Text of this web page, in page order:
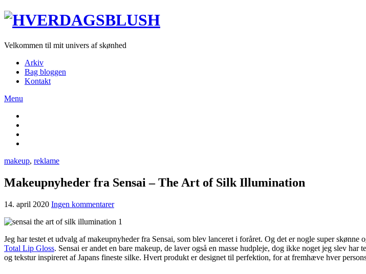
Velkommen til mit univers af skønhed
Arkiv
Bag bloggen
Kontakt
Menu
makeup, reklame
Makeupnyheder fra Sensai – The Art of Silk Illumination
14. april 2020 Ingen kommentarer
Jeg har testet et udvalg af makeupnyheder fra Sensai, som blev lanceret i foråret. Og det er nogle super
Total Lip Gloss. Sensai er andet en bare makeup, de laver også en masse hudpleje, dog ikke noget jeg slev
og tekstur inspireret af Japans fineste silke. Hvert produkt er designet til perfektion, for at fremhæve hver